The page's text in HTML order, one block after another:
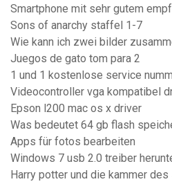
Smartphone mit sehr gutem
Sons of anarchy staffel 1-7
Wie kann ich zwei bilder
Juegos de gato tom para 2
1 und 1 kostenlose service
Videocontroller vga kompatibel
Epson l200 mac os x driver
Was bedeutet 64 gb flash
Apps für fotos bearbeiten
Windows 7 usb 2.0 treiber
Harry potter und die kammer